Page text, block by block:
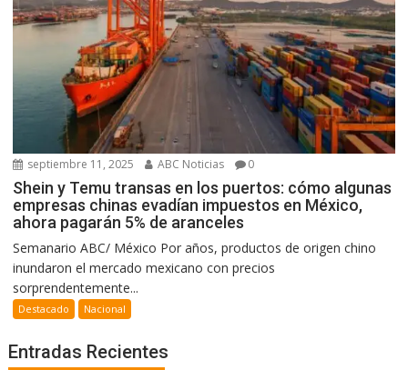
septiembre 11, 2025 ABC Noticias 0
Shein y Temu transas en los puertos: cómo algunas
empresas chinas evadían impuestos en México,
ahora pagarán 5% de aranceles
Semanario ABC/ México Por años, productos de origen chino
inundaron el mercado mexicano con precios
sorprendentemente...
Destacado Nacional
Entradas Recientes